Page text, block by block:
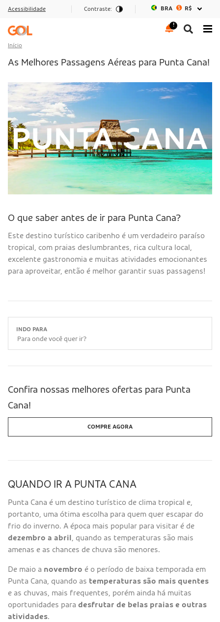
Ir para o menu
Ir para o conteúdo
Ir para o rodapé
Acessibilidade Contraste: BRA R$
Início
As Melhores Passagens Aéreas para Punta Cana!
O que saber antes de ir para Punta Cana?
Este destino turístico caribenho é um verdadeiro paraíso
tropical, com praias deslumbrantes, rica cultura local,
excelente gastronomia e muitas atividades emocionantes
para aproveitar, então é melhor garantir suas passagens!
INDO PARA
Confira nossas melhores ofertas para Punta
Cana!
COMPRE AGORA
QUANDO IR A PUNTA CANA
Punta Cana é um destino turístico de clima tropical e,
portanto, uma ótima escolha para quem quer escapar do
frio do inverno. A época mais popular para visitar é de
dezembro a abril , quando as temperaturas são mais
amenas e as chances de chuva são menores.
De maio a novembro é o período de baixa temporada em
Punta Cana, quando as temperaturas são mais quentes
e as chuvas, mais frequentes, porém ainda há muitas
oportunidades para desfrutar de belas praias e outras
atividades.